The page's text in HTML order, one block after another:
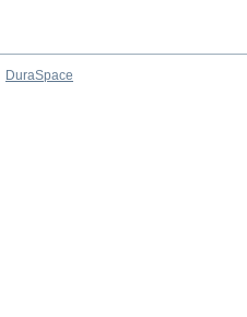
DuraSpace